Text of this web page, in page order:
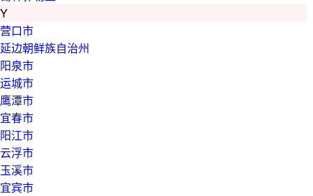
Y
营口市
延边朝鲜族自治州
阳泉市
运城市
鹰潭市
宜春市
阳江市
云浮市
玉溪市
宜宾市